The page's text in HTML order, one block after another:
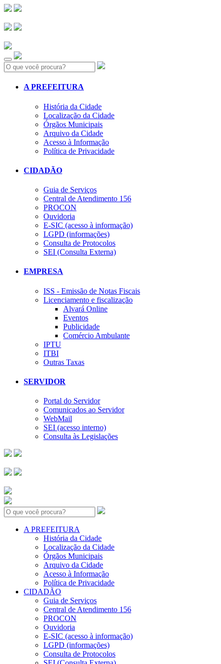
Search:
A PREFEITURA
História da Cidade
Localização da Cidade
Órgãos Municipais
Arquivo da Cidade
Acesso à Informação
Política de Privacidade
CIDADÃO
Guia de Serviços
Central de Atendimento 156
PROCON
Ouvidoria
E-SIC (acesso à informação)
LGPD (informações)
Consulta de Protocolos
SEI (Consulta Externa)
EMPRESA
ISS - Emissão de Notas Fiscais
Licenciamento e fiscalização
Alvará Online
Eventos
Publicidade
Comércio Ambulante
IPTU
ITBI
Outras Taxas
SERVIDOR
Portal do Servidor
Comunicados ao Servidor
WebMail
SEI (acesso interno)
Consulta às Legislações
Search:
A PREFEITURA
História da Cidade
Localização da Cidade
Órgãos Municipais
Arquivo da Cidade
Acesso à Informação
Política de Privacidade
CIDADÃO
Guia de Serviços
Central de Atendimento 156
PROCON
Ouvidoria
E-SIC (acesso à informação)
LGPD (informações)
Consulta de Protocolos